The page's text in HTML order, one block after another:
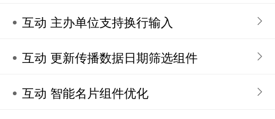
互动 主办单位支持换行输入
互动 更新传播数据日期筛选组件
互动 智能名片组件优化